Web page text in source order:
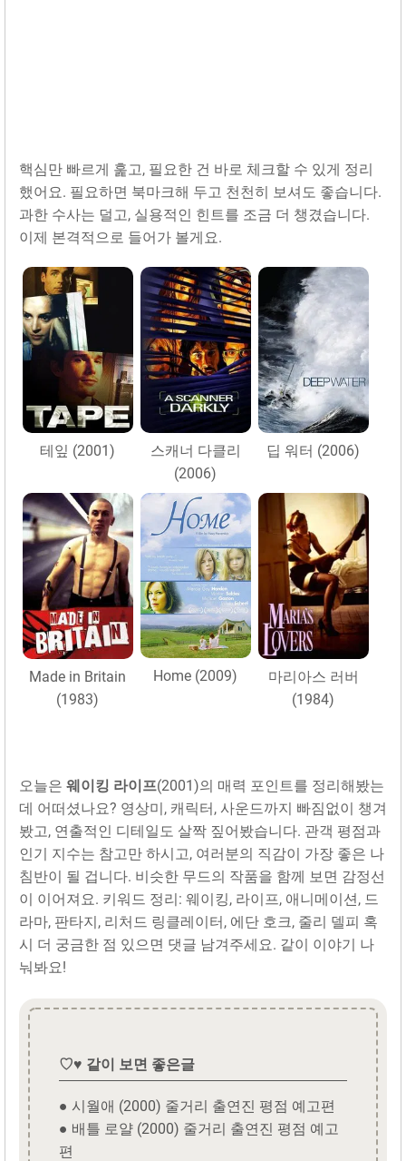
핵심만 빠르게 훑고, 필요한 건 바로 체크할 수 있게 정리
했어요. 필요하면 북마크해 두고 천천히 보셔도 좋습니다.
과한 수사는 덜고, 실용적인 힌트를 조금 더 챙겼습니다.
이제 본격적으로 들어가 볼게요.
테잎 (2001)
스캐너 다클리
(2006)
딥 워터 (2006)
Made in Britain
(1983)
Home (2009)
마리아스 러버
(1984)
오늘은 웨이킹 라이프(2001)의 매력 포인트를 정리해봤는
데 어떠셨나요? 영상미, 캐릭터, 사운드까지 빠짐없이 챙겨
봤고, 연출적인 디테일도 살짝 짚어봤습니다. 관객 평점과
인기 지수는 참고만 하시고, 여러분의 직감이 가장 좋은 나
침반이 될 겁니다. 비슷한 무드의 작품을 함께 보면 감정선
이 이어져요. 키워드 정리: 웨이킹, 라이프, 애니메이션, 드
라마, 판타지, 리처드 링클레이터, 에단 호크, 줄리 델피 혹
시 더 궁금한 점 있으면 댓글 남겨주세요. 같이 이야기 나
눠봐요!
♡♥ 같이 보면 좋은글
● 시월애 (2000) 줄거리 출연진 평점 예고편
● 배틀 로얄 (2000) 줄거리 출연진 평점 예고
편